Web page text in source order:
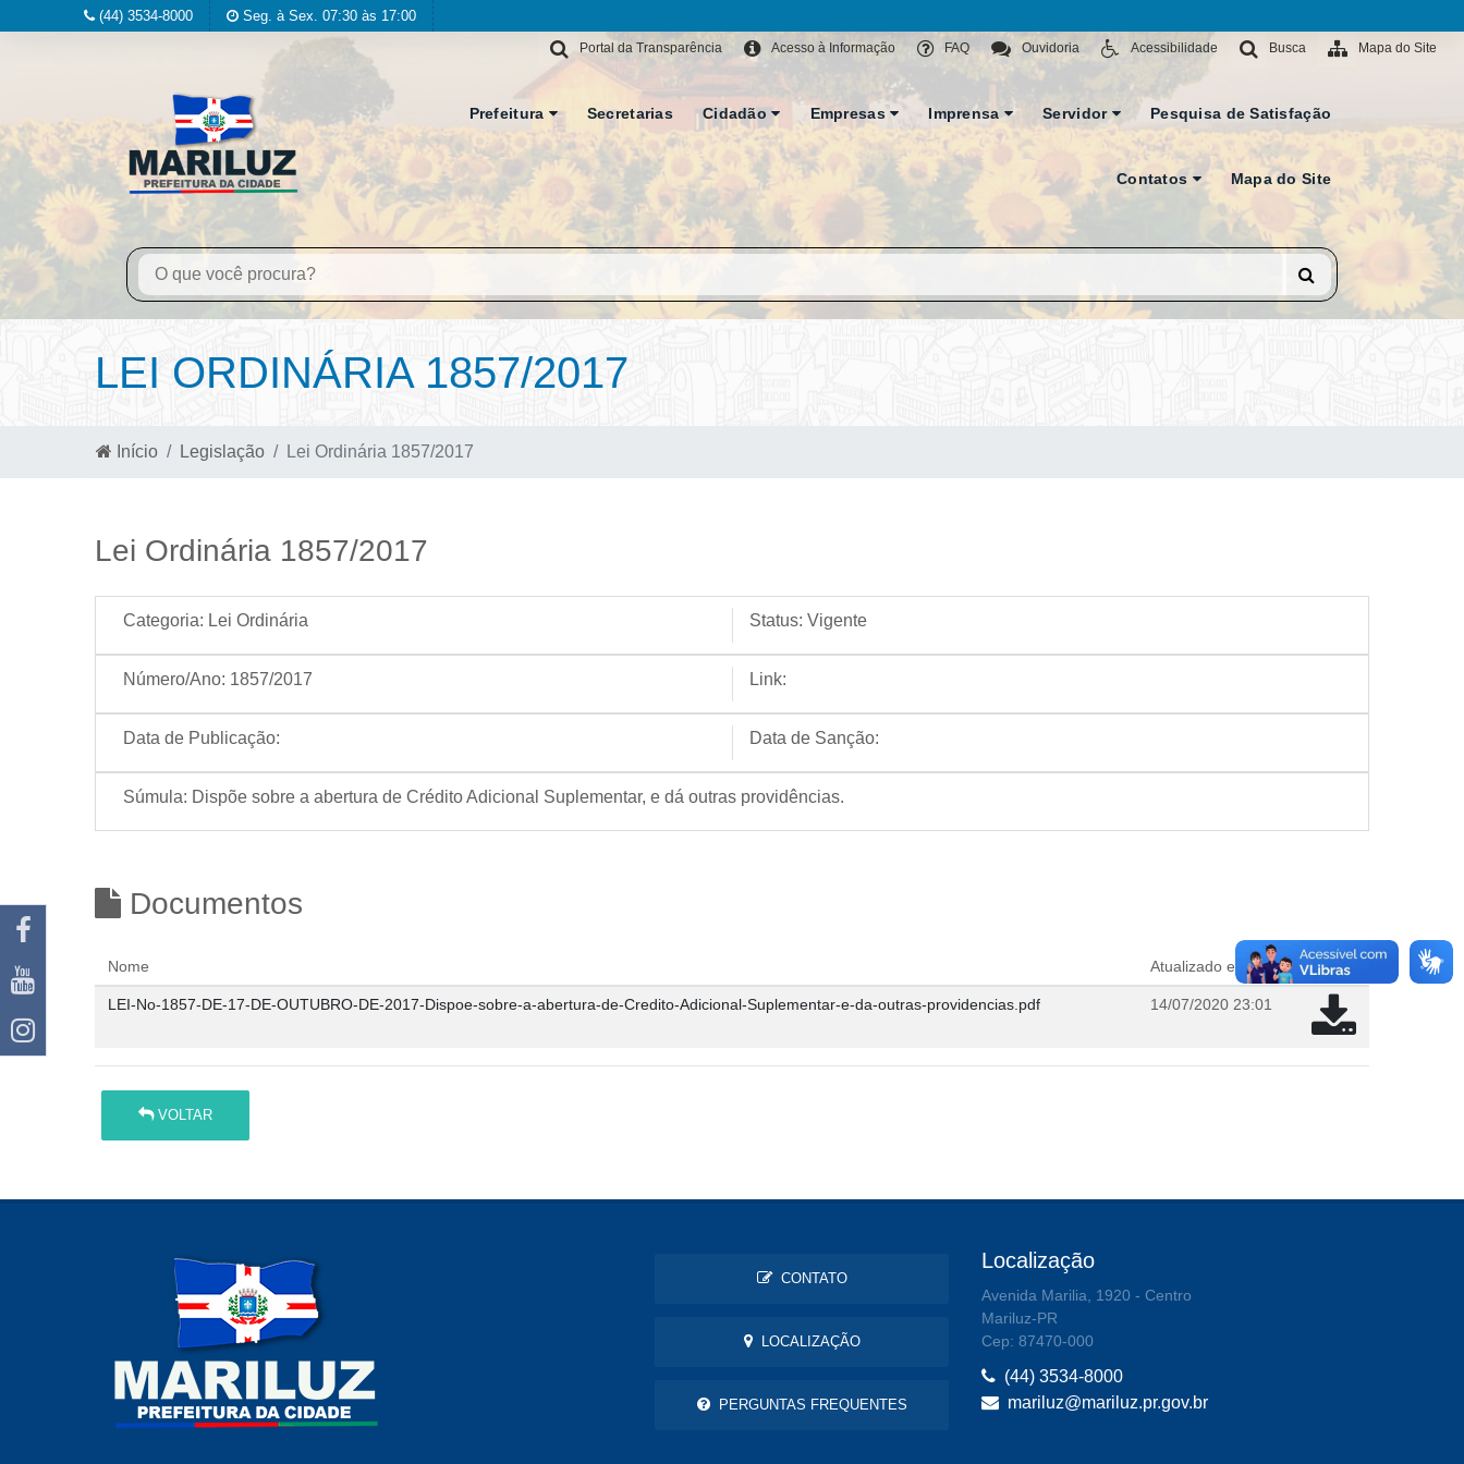
(44) 3534-8000 Seg. à Sex. 07:30 às 17:00
Mapa do Site
Busca
Acessibilidade
Ouvidoria
FAQ
Acesso à Informação
Portal da Transparência
Prefeitura Secretarias Cidadão Empresas Imprensa Servidor Pesquisa de Satisfação
Contatos Mapa do Site
LEI ORDINÁRIA 1857/2017
Início Legislação Lei Ordinária 1857/2017
Lei Ordinária 1857/2017
Categoria: Lei Ordinária Status: Vigente
Número/Ano: 1857/2017 Link:
Data de Publicação: Data de Sanção:
Súmula: Dispõe sobre a abertura de Crédito Adicional Suplementar, e dá outras providências.
Documentos
Nome Atualizado em
LEI-No-1857-DE-17-DE-OUTUBRO-DE-2017-Dispoe-sobre-a-abertura-de-Credito-Adicional-Suplementar-e-da-outras-providencias.pdf 14/07/2020 23:01
VOLTAR
CONTATO
LOCALIZAÇÃO
PERGUNTAS FREQUENTES
Localização
Avenida Marilia, 1920 - Centro
Mariluz-PR
Cep: 87470-000
(44) 3534-8000
mariluz@mariluz.pr.gov.br